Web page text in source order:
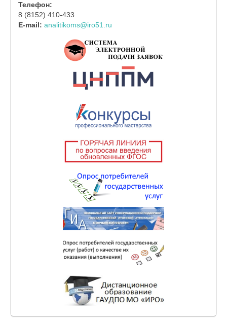
Телефон:
8 (8152) 410-433
E-mail: analitikoms@iro51.ru